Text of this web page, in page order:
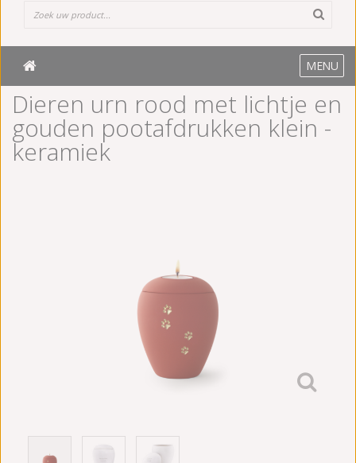
MENU
Dieren urn rood met lichtje en
gouden pootafdrukken klein -
keramiek